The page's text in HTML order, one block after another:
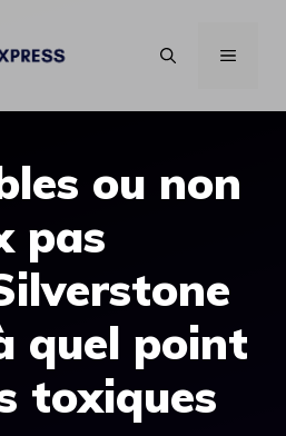
MENU
ou non
pas
quel point
toxiques